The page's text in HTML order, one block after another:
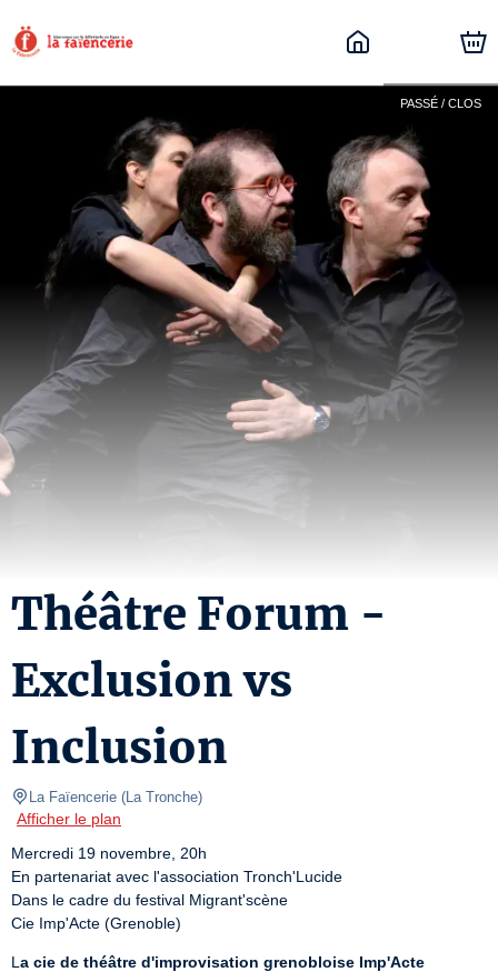
PASSÉ / CLOS
Théâtre Forum -
Exclusion vs
Inclusion
La Faïencerie (La Tronche)
Afficher le plan
Mercredi 19 novembre, 20h
En partenariat avec l'association Tronch'Lucide
Dans le cadre du festival Migrant'scène
Cie Imp'Acte (Grenoble)
L a cie de théâtre d'improvisation grenobloise Imp'Acte